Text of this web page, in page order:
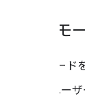
同意モ
同意モード
ユー